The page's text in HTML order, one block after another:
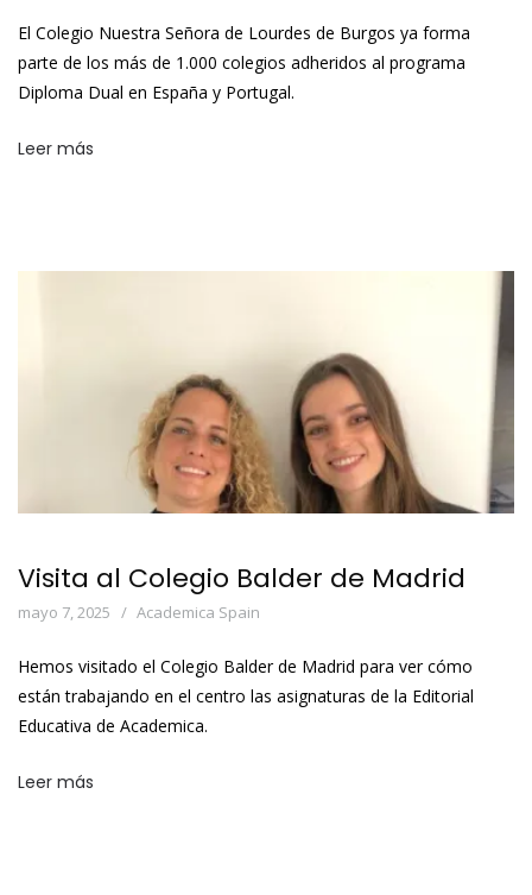
El Colegio Nuestra Señora de Lourdes de Burgos ya forma
parte de los más de 1.000 colegios adheridos al programa
Diploma Dual en España y Portugal.
Leer más
Visita al Colegio Balder de Madrid
mayo 7, 2025 Academica Spain
Hemos visitado el Colegio Balder de Madrid para ver cómo
están trabajando en el centro las asignaturas de la Editorial
Educativa de Academica.
Leer más